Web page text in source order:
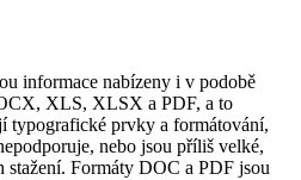
informace nabízeny i v podobě
XLS, XLSX a PDF, a to
typografické prvky a formátování,
nebo jsou příliš velké,
stažení. Formáty DOC a PDF jsou